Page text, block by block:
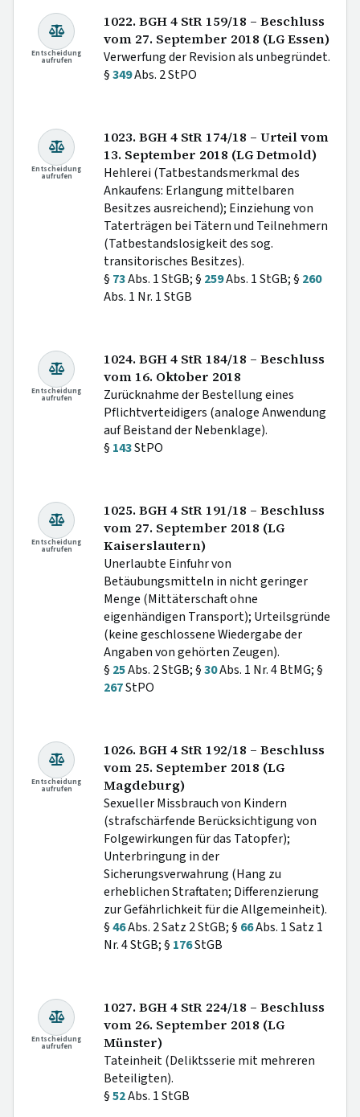
Entscheidung
aufrufen
1022. BGH 4 StR 159/18 – Beschluss
vom 27. September 2018 (LG Essen)
Verwerfung der Revision als unbegründet.
§349Abs. 2 StPO
Entscheidung
aufrufen
1023. BGH 4 StR 174/18 – Urteil vom
13. September 2018 (LG Detmold)
Hehlerei (Tatbestandsmerkmal des
Ankaufens: Erlangung mittelbaren
Besitzes ausreichend); Einziehung von
Taterträgen bei Tätern und Teilnehmern
(Tatbestandslosigkeit des sog.
transitorisches Besitzes).
§ 73Abs. 1 StGB; § 259Abs. 1 StGB; § 260
Abs. 1 Nr. 1 StGB
Entscheidung
aufrufen
1024. BGH 4 StR 184/18 – Beschluss
vom 16. Oktober 2018
Zurücknahme der Bestellung eines
Pflichtverteidigers (analoge Anwendung
auf Beistand der Nebenklage).
§ 143StPO
Entscheidung
aufrufen
1025. BGH 4 StR 191/18 – Beschluss
vom 27. September 2018 (LG
Kaiserslautern)
Unerlaubte Einfuhr von
Betäubungsmitteln in nicht geringer
Menge (Mittäterschaft ohne
eigenhändigen Transport); Urteilsgründe
(keine geschlossene Wiedergabe der
Angaben von gehörten Zeugen).
§ 25Abs. 2 StGB; §30Abs. 1 Nr. 4 BtMG; §
267StPO
Entscheidung
aufrufen
1026. BGH 4 StR 192/18 – Beschluss
vom 25. September 2018 (LG
Magdeburg)
Sexueller Missbrauch von Kindern
(strafschärfende Berücksichtigung von
Folgewirkungen für das Tatopfer);
Unterbringung in der
Sicherungsverwahrung (Hang zu
erheblichen Straftaten; Differenzierung
zur Gefährlichkeit für die Allgemeinheit).
§46Abs. 2 Satz 2 StGB; § 66Abs. 1 Satz 1
Nr. 4 StGB; § 176StGB
Entscheidung
aufrufen
1027. BGH 4 StR 224/18 – Beschluss
vom 26. September 2018 (LG
Münster)
Tateinheit (Deliktsserie mit mehreren
Beteiligten).
§52Abs. 1 StGB